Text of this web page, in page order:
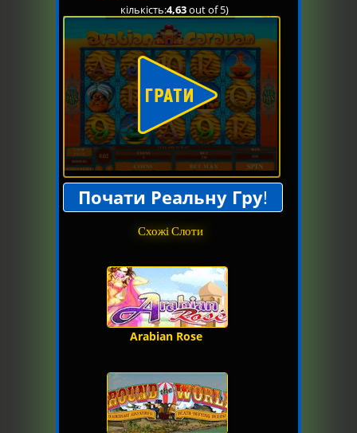
кількість:4,63out of 5)
Почати Реальну Гру!
Схожі Слоти
Arabian Rose